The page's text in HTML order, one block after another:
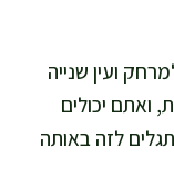
ועין שנייה
ואתם יכולים
לזה באותה